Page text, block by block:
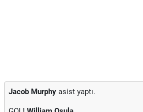
Jacob Murphy asist yaptı.